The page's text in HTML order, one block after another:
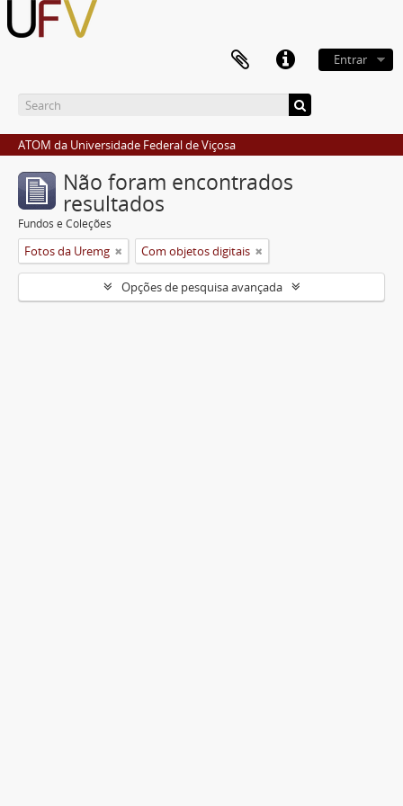
Entrar
ATOM da Universidade Federal de Viçosa
Não foram encontrados
resultados
Fundos e Coleções
Fotos da Uremg Com objetos digitais
Opções de pesquisa avançada